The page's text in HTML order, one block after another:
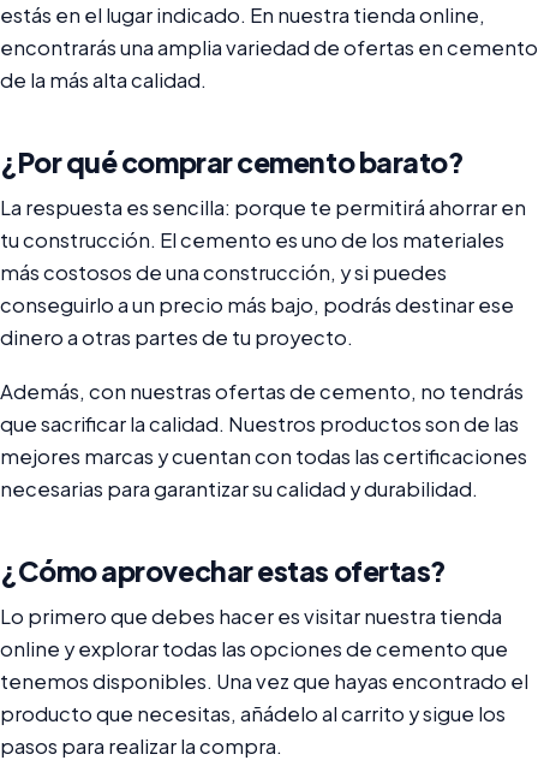
estás en el lugar indicado. En nuestra tienda online,
encontrarás una amplia variedad de ofertas en cemento
de la más alta calidad.
¿Por qué comprar cemento barato?
La respuesta es sencilla: porque te permitirá ahorrar en
tu construcción. El cemento es uno de los materiales
más costosos de una construcción, y si puedes
conseguirlo a un precio más bajo, podrás destinar ese
dinero a otras partes de tu proyecto.
Además, con nuestras ofertas de cemento, no tendrás
que sacrificar la calidad. Nuestros productos son de las
mejores marcas y cuentan con todas las certificaciones
necesarias para garantizar su calidad y durabilidad.
¿Cómo aprovechar estas ofertas?
Lo primero que debes hacer es visitar nuestra tienda
online y explorar todas las opciones de cemento que
tenemos disponibles. Una vez que hayas encontrado el
producto que necesitas, añádelo al carrito y sigue los
pasos para realizar la compra.